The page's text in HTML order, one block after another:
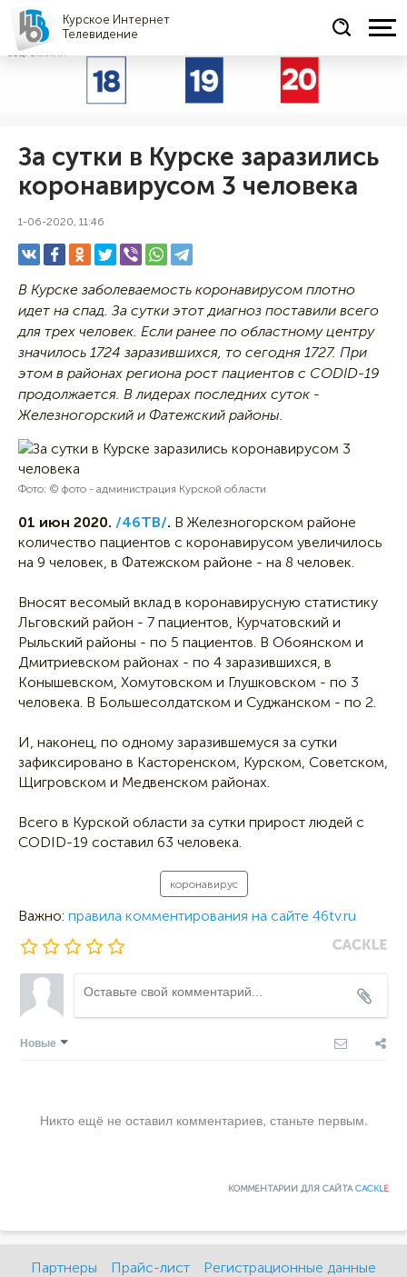
Курское Интернет
Телевидение
СОЦРЕКЛАМА
За сутки в Курске заразились
коронавирусом 3 человека
1-06-2020, 11:46
В Курске заболеваемость коронавирусом плотно
идет на спад. За сутки этот диагноз поставили всего
для трех человек. Если ранее по областному центру
значилось 1724 заразившихся, то сегодня 1727. При
этом в районах региона рост пациентов с CODID-19
продолжается. В лидерах последних суток -
Железногорский и Фатежский районы.
Фото: © фото - администрация Курской области
01 июн 2020. /46ТВ/. В Железногорском районе
количество пациентов с коронавирусом увеличилось
на 9 человек, в Фатежском районе - на 8 человек.
Вносят весомый вклад в коронавирусную статистику
Льговский район - 7 пациентов, Курчатовский и
Рыльский районы - по 5 пациентов. В Обоянском и
Дмитриевском районах - по 4 заразившихся, в
Конышевском, Хомутовском и Глушковском - по 3
человека. В Большесолдатском и Суджанском - по 2.
И, наконец, по одному заразившемуся за сутки
зафиксировано в Касторенском, Курском, Советском,
Щигровском и Медвенском районах.
Всего в Курской области за сутки прирост людей с
CODID-19 составил 63 человека.
коронавирус
Важно: правила комментирования на сайте 46tv.ru
Новые
Никто ещё не оставил комментариев, станьте первым.
КОММЕНТАРИИ ДЛЯ САЙТАCACKLE
Партнеры Прайс-лист Регистрационные данные